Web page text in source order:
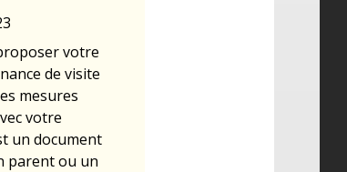
votre
de visite
mesures
votre
un document
parent ou un